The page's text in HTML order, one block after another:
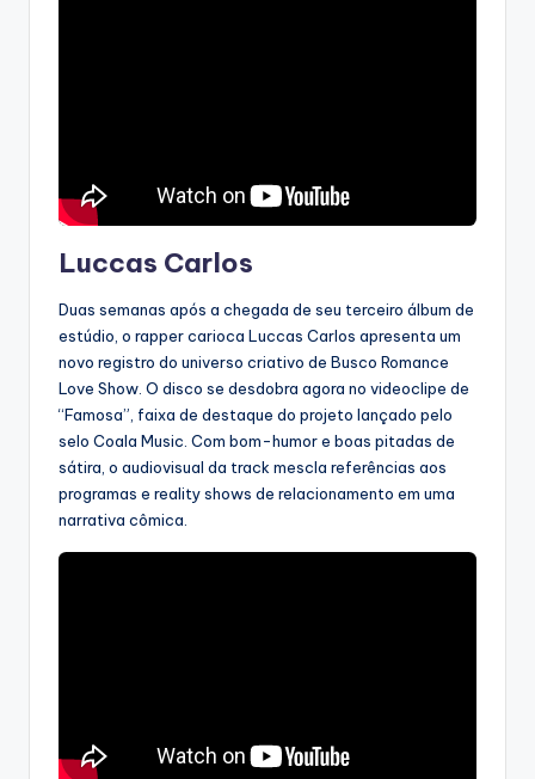
Luccas Carlos
Duas semanas após a chegada de seu terceiro álbum de
estúdio, o rapper carioca Luccas Carlos apresenta um
novo registro do universo criativo de Busco Romance
Love Show. O disco se desdobra agora no videoclipe de
“Famosa”, faixa de destaque do projeto lançado pelo
selo Coala Music. Com bom-humor e boas pitadas de
sátira, o audiovisual da track mescla referências aos
programas e reality shows de relacionamento em uma
narrativa cômica.